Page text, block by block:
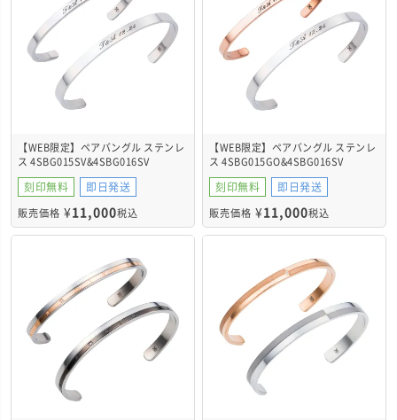
【WEB限定】ペアバングル ステンレ
ス 4SBG015SV&4SBG016SV
刻印無料 即日発送
販売価格 ¥11,000税込
【WEB限定】ペアバングル ステンレ
ス 4SBG015GO&4SBG016SV
刻印無料 即日発送
販売価格 ¥11,000税込